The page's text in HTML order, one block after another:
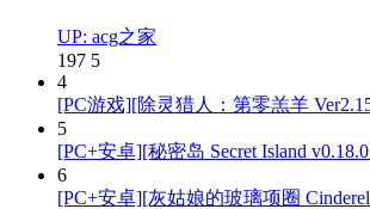
UP: acg之家
197 5
4
[PC游戏][除灵猎人：第零羔羊
5
[PC+安卓][秘密岛 Secret Island
6
[PC+安卓][灰姑娘的玻璃项圈